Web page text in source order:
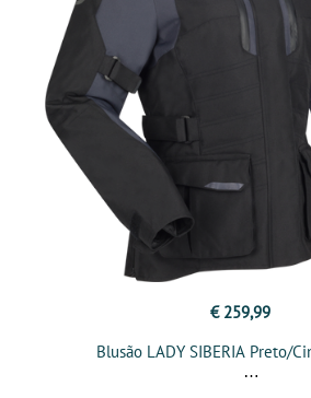
€ 259,99
Blusão LADY SIBERIA Preto/